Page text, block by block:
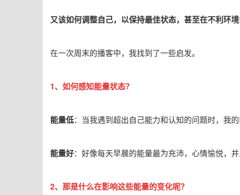
又该如何调整自己，以保持最佳状态，甚至在不利环境
在一次周末的播客中，我找到了一些启发。
1、如何感知能量状态？
能量低：当我遇到超出自己能力和认知的问题时，我
能量好：好像每天早晨的能量最为充沛，心情愉悦，
2、那是什么在影响这些能量的变化呢？